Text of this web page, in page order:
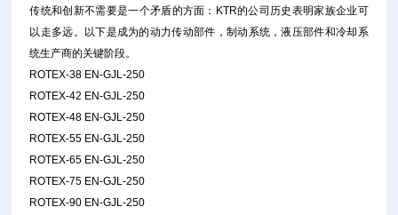
传统和创新不需要是一个矛盾的方面：KTR的公司历史表明家族企业可
以走多远。以下是成为的动力传动部件，制动系统，液压部件和冷却系
统生产商的关键阶段。
ROTEX-38 EN-GJL-250
ROTEX-42 EN-GJL-250
ROTEX-48 EN-GJL-250
ROTEX-55 EN-GJL-250
ROTEX-65 EN-GJL-250
ROTEX-75 EN-GJL-250
ROTEX-90 EN-GJL-250